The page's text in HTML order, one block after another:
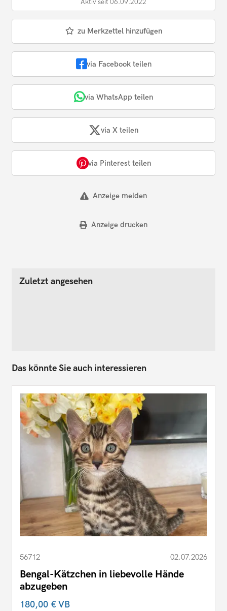
Aktiv seit 06.09.2022
zu Merkzettel hinzufügen
via Facebook teilen
via WhatsApp teilen
via X teilen
via Pinterest teilen
Anzeige melden
Anzeige drucken
Zuletzt angesehen
Das könnte Sie auch interessieren
56712 02.07.2026
Bengal-Kätzchen in liebevolle Hände
abzugeben
180,00 €VB